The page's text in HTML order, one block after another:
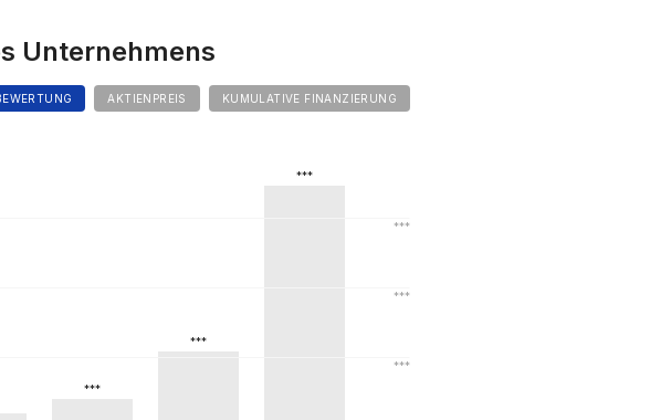
Unternehmens
AKTIENPREIS KUMULATIVE FINANZIERUNG